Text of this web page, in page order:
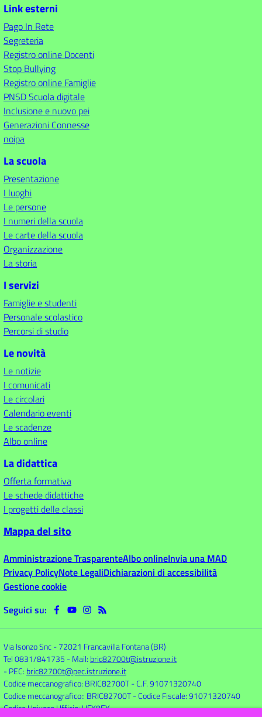
Link esterni
Pago In Rete
Segreteria
Registro online Docenti
Stop Bullying
Registro online Famiglie
PNSD Scuola digitale
Inclusione e nuovo pei
Generazioni Connesse
noipa
La scuola
Presentazione
I luoghi
Le persone
I numeri della scuola
Le carte della scuola
Organizzazione
La storia
I servizi
Famiglie e studenti
Personale scolastico
Percorsi di studio
Le novità
Le notizie
I comunicati
Le circolari
Calendario eventi
Le scadenze
Albo online
La didattica
Offerta formativa
Le schede didattiche
I progetti delle classi
Mappa del sito
Amministrazione TrasparenteAlbo onlineInvia una MAD
Privacy PolicyNote LegaliDichiarazioni di accessibilità
Gestione cookie
Seguici su:
Via Isonzo Snc-72021 Francavilla Fontana (BR)
Tel 0831/841735 - Mail: bric82700t@istruzione.it
- PEC: bric82700t@pec.istruzione.it
Codice meccanografico: BRIC82700T- C.F. 91071320740
Codice meccanografico:: BRIC82700T- Codice Fiscale: 91071320740
Codice Univoco Ufficio: UFX8EY